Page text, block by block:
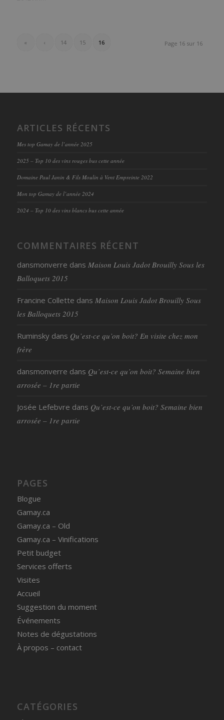
Page 16 sur 16
« ‹ 14 15 16
ARTICLES RÉCENTS
Mes top Gamay de l’année 2025
2025 – Top 10 des vins rouges bus cette année
Domaine Paul Janin & Fils Moulin à Vent Empreinte 2022
Mon top Gamay de l’année 2024
2024 – Top 10 des vins blancs bus cette année
COMMENTAIRES RÉCENT
dansmonverre dans Maison Louis Jadot Brouilly Sous les
Balloquets 2015
Francine Collette dans Maison Louis Jadot Brouilly Sous
les Balloquets 2015
Ruminskydans Qu’est-ce qu’on boit? En visite chez mon
frère
dansmonverre dans Qu’est-ce qu’on boit? Semaine bien
arrosée – 1re partie
Josée Lefebvre dans Qu’est-ce qu’on boit? Semaine bien
arrosée – 1re partie
PAGES
Blogue
Gamay.ca
Gamay.ca – Old
Gamay.ca – Vinifications
Petit budget
Services offerts
Visites
Accueil
Suggestion du moment
Événements
Notes de dégustations
À propos – contact
CATÉGORIES